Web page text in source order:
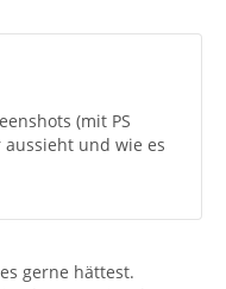
(mit PS
und wie es
gerne hättest.